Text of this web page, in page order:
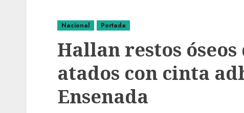
Nacional Portada
Hallan restos óseos
atados con cinta
Ensenada